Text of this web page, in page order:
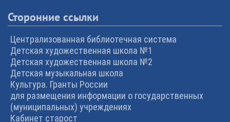
Сторонние ссылки
Централизованная библиотечная система
Детская художественная школа №1
Детская художественная школа №2
Детская музыкальная школа
Культура. Гранты России
для размещения информации о государственных
(муниципальных) учреждениях
Кабинет старост